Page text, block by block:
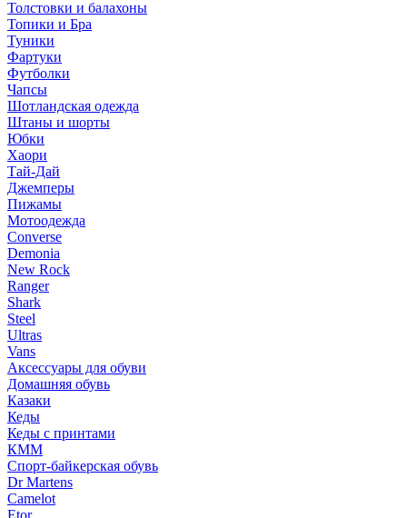
Толстовки и балахоны
Топики и Бра
Туники
Фартуки
Футболки
Чапсы
Шотландская одежда
Штаны и шорты
Юбки
Хаори
Тай-Дай
Джемперы
Пижамы
Мотоодежда
Converse
Demonia
New Rock
Ranger
Shark
Steel
Ultras
Vans
Аксессуары для обуви
Домашняя обувь
Казаки
Кеды
Кеды с принтами
КММ
Спорт-байкерская обувь
Dr Martens
Camelot
Etor